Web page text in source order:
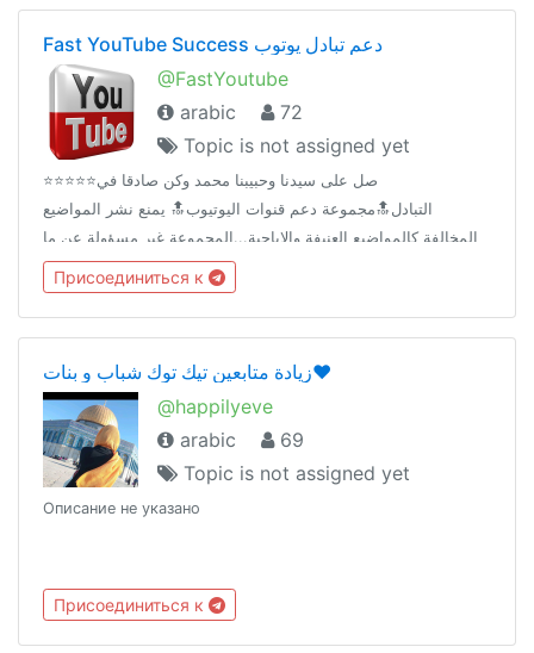
Fast YouTube Success دعم تبادل يوتوب
@FastYoutube
arabic
72
Topic is not assigned yet
⭐️⭐️⭐️⭐️⭐️صل على سيدنا وحبيبنا محمد وكن صادقا في
التبادل🔝مجموعة دعم قنوات اليوتيوب🔝 يمنع نشر المواضيع
المخالفة كالمواضيع العنيفة والاباحية...المجموعة غير مسؤولة عن ما
يتم تداوله او ترويجه من روابط او ملفات
Присоединиться к
زيادة متابعين تيك توك شباب و بنات❤️
@happilyeve
arabic
69
Topic is not assigned yet
Описание не указано
Присоединиться к